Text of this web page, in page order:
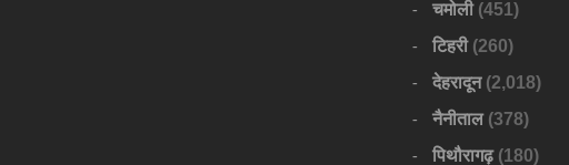
चमोली(451)
टिहरी(260)
देहरादून(2,018)
नैनीताल(378)
पिथौरागढ़(180)